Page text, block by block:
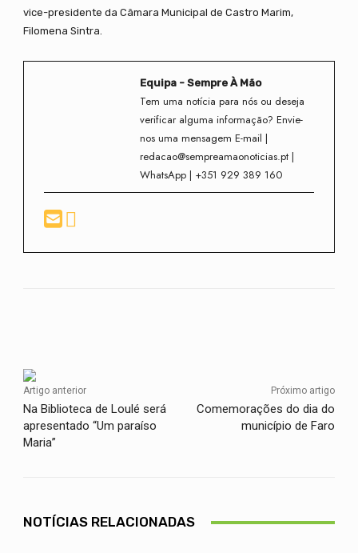
vice-presidente da Câmara Municipal de Castro Marim,
Filomena Sintra.
Equipa - Sempre À Mão
Tem uma notícia para nós ou deseja
verificar alguma informação? Envie-
nos uma mensagem E-mail |
redacao@sempreamaonoticias.pt |
WhatsApp | +351 929 389 160
Artigo anterior
Na Biblioteca de Loulé será
apresentado “Um paraíso
Maria”
Próximo artigo
Comemorações do dia do
município de Faro
NOTÍCIAS RELACIONADAS